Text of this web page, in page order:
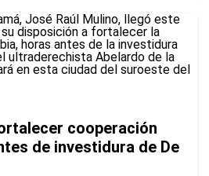
cooperación
de investidura de De